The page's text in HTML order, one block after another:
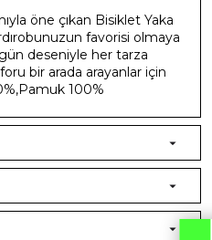
öne çıkan Bisiklet Yaka
favorisi olmaya
deseniyle her tarza
bir arada arayanlar için
100%